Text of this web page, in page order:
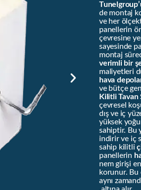
de montaj
ve her
panellerin
çevresine
sayesinde
montaj
verimli bir
maliyetleri
hava
ve bütçe
Kilitli Tavan
çevresel
dış ve iç
yüksek
sahiptir. Bu
indirir ve iç
sahip kilitli
panellerin
nem girişi
korunur. Bu
aynı